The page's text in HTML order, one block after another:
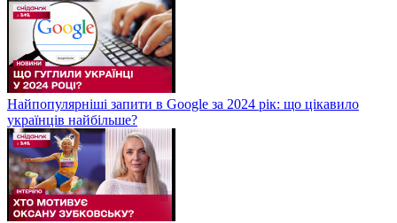
Найпопулярніші запити в Google за 2024 рік: що цікавило
українців найбільше?